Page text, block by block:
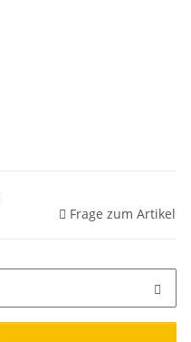
Frage zum Artikel